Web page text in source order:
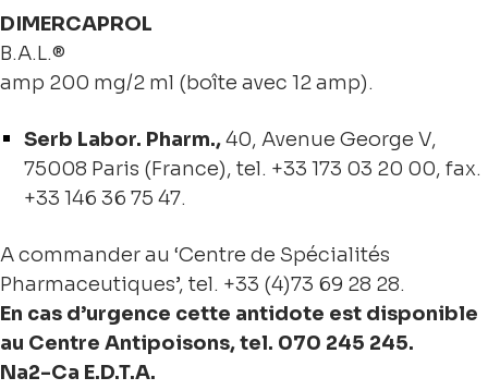
DIMERCAPROL
B.A.L.®
amp 200 mg/2 ml (boîte avec 12 amp).
Serb Labor. Pharm.,40, Avenue George V,
75008 Paris (France), tel. +33 173 03 20 00, fax.
+33 146 36 75 47.
A commander au ‘Centre de Spécialités
Pharmaceutiques’, tel. +33 (4)73 69 28 28.
En cas d’urgence cette antidote est disponible
au Centre Antipoisons, tel. 070 245 245.
Na2-Ca E.D.T.A.